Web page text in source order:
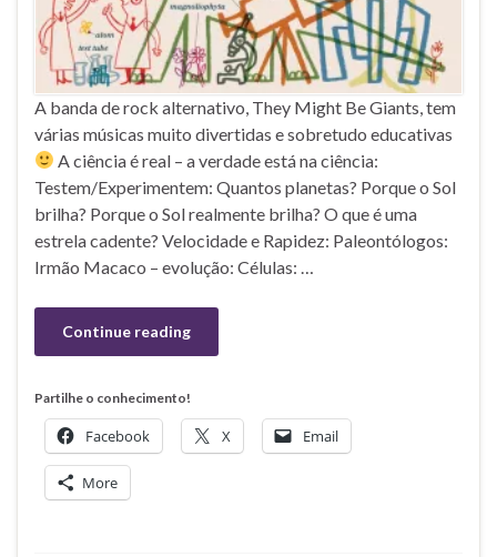
A banda de rock alternativo, They Might Be Giants, tem
várias músicas muito divertidas e sobretudo educativas
A ciência é real – a verdade está na ciência:
Testem/Experimentem: Quantos planetas? Porque o Sol
brilha? Porque o Sol realmente brilha? O que é uma
estrela cadente? Velocidade e Rapidez: Paleontólogos:
Irmão Macaco – evolução: Células: …
Continue reading
Partilhe o conhecimento!
Facebook X Email
More